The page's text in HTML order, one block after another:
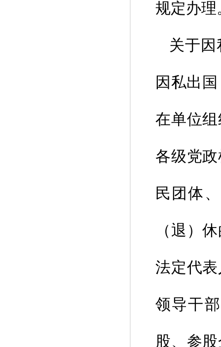
规定办理
关于
因私出
在单位
各级党
民团体
（退）
法定代
领导干
股、参